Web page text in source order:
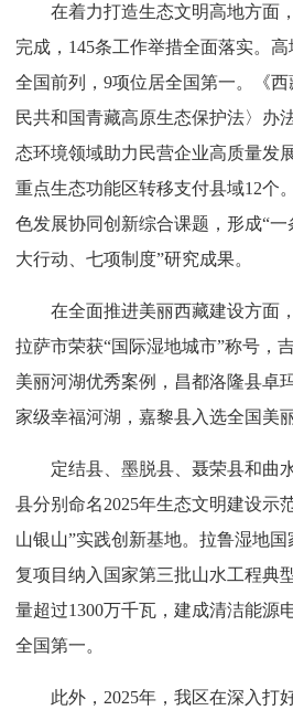
在着力打造生态文明高地方面
完成，145条工作举措全面落实。
全国前列，9项位居全国第一。《
民共和国青藏高原生态保护法〉办
态环境领域助力民营企业高质量发
重点生态功能区转移支付县域12个
色发展协同创新综合课题，形成“
大行动、七项制度”研究成果。
在全面推进美丽西藏建设方面
拉萨市荣获“国际湿地城市”称号，
美丽河湖优秀案例，昌都洛隆县卓
家级幸福河湖，嘉黎县入选全国美
定结县、墨脱县、聂荣县和曲
县分别命名2025年生态文明建设示
山银山”实践创新基地。拉鲁湿地
复项目纳入国家第三批山水工程典
量超过1300万千瓦，建成清洁能源
全国第一。
此外，2025年，我区在深入打